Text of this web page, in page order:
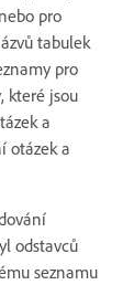
pro
tabulek
pro
které jsou
a
otázek a
odstavců
seznamu